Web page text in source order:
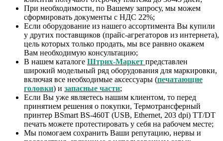
При необходимости, по Вашему запросу, мы можем
сформировать документы с НДС 22%;
Если оборудование из нашего ассортимента Вы купили
у других поставщиков (прайс-агрегаторов из интернета),
цель которых только продать, мы все ранвно окажем
Вам необходимую консультацию;
В нашем каталоге Штрих-Маркет представлен
широкий модельный ряд оборудования для маркировки,
включая все необходимые аксессуары (печатающие
головки) и запасные части;
Если Вы уже являетесь нашим клиентом, то перед
принятием решения о покупки, Термотрансферный
принтер BSmart BS-460T (USB, Ethernet, 203 dpi) TT/DT
печать можете протестировать у себя на рабочем месте;
Мы помогаем сохранить Ваши репутацию, нервы и